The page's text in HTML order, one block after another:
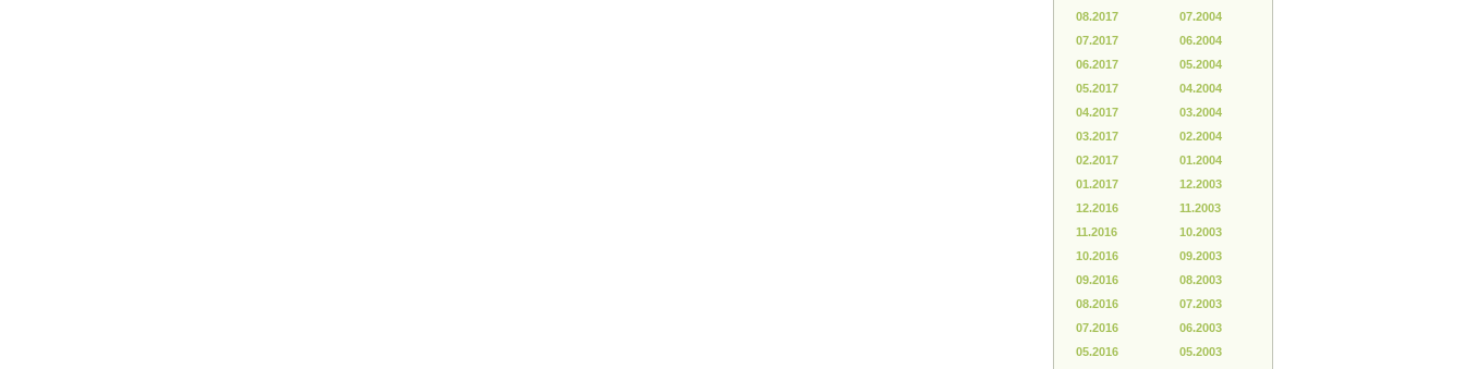
08.2017
07.2017
06.2017
05.2017
04.2017
03.2017
02.2017
01.2017
12.2016
11.2016
10.2016
09.2016
08.2016
07.2016
05.2016
07.2004
06.2004
05.2004
04.2004
03.2004
02.2004
01.2004
12.2003
11.2003
10.2003
09.2003
08.2003
07.2003
06.2003
05.2003